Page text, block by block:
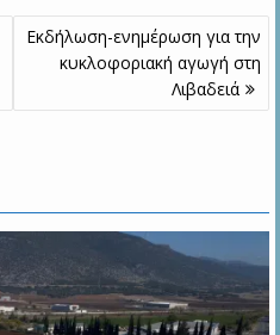
Εκδήλωση-ενημέρωση για την
κυκλοφοριακή αγωγή στη
Λιβαδειά